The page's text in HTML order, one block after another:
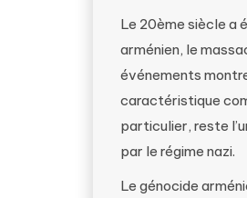
Le 20ème siècle a
arménien, le
événements
caractéristique
particulier, reste
par le régime nazi.
Le génocide